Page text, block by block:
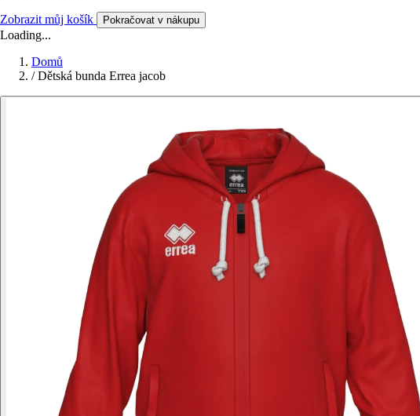
Zobrazit můj košík Pokračovat v nákupu
Loading...
Domů
/ Dětská bunda Errea jacob